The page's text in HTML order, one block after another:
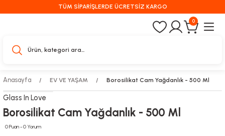
TÜM SİPARİŞLERDE ÜCRETSİZ KARGO
0
Anasayfa EV VE YAŞAM Borosilikat Cam Yağdanlık - 500 Ml
Glass In Love
Borosilikat Cam Yağdanlık - 500 Ml
0 Puan - 0 Yorum